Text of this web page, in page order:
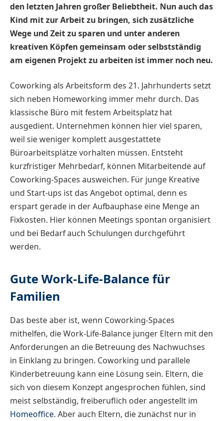
den letzten Jahren großer Beliebtheit. Nun auch das
Kind mit zur Arbeit zu bringen, sich zusätzliche
Wege und Zeit zu sparen und unter anderen
kreativen Köpfen gemeinsam oder selbstständig
am eigenen Projekt zu arbeiten ist immer noch neu.
Coworking als Arbeitsform des 21. Jahrhunderts setzt
sich neben Homeworking immer mehr durch. Das
klassische Büro mit festem Arbeitsplatz hat
ausgedient. Unternehmen können hier viel sparen,
weil sie weniger komplett ausgestattete
Büroarbeitsplätze vorhalten müssen. Entsteht
kurzfristiger Mehrbedarf, können Mitarbeitende auf
Coworking-Spaces ausweichen. Für junge Kreative
und Start-ups ist das Angebot optimal, denn es
erspart gerade in der Aufbauphase eine Menge an
Fixkosten. Hier können Meetings spontan organisiert
und bei Bedarf auch Schulungen durchgeführt
werden.
Gute Work-Life-Balance für
Familien
Das beste aber ist, wenn Coworking-Spaces
mithelfen, die Work-Life-Balance junger Eltern mit den
Anforderungen an die Betreuung des Nachwuchses
in Einklang zu bringen. Coworking und parallele
Kinderbetreuung kann eine Lösung sein. Eltern, die
sich von diesem Konzept angesprochen fühlen, sind
meist selbständig, freiberuflich oder angestellt im
Homeoffice. Aber auch Eltern, die zunächst nur in